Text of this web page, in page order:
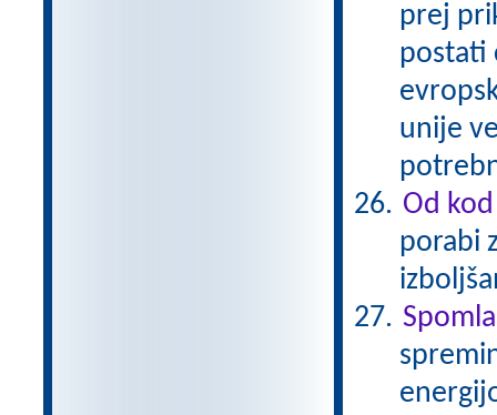
prej
postati
unije
Od
porabi